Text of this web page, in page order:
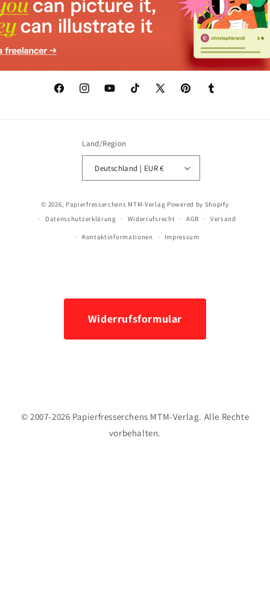
FacebookInstagramYouTubeTikTok
X
PinterestTumblr
Land/Region
Deutschland | EUR €
© 2026, Papierfresserchens MTM-Verlag Powered by Shopify
Datenschutzerklärung
Widerrufsrecht AGB Versand
Kontaktinformationen Impressum
Widerrufsformular
© 2007-2026 Papierfresserchens MTM-Verlag. Alle Rechte
vorbehalten.